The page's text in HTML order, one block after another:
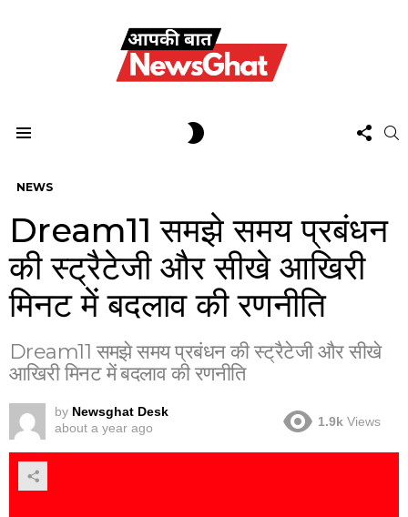
US
NEWS
Dream11 समझे समय प्रबंधन
की स्ट्रैटेजी और सीखे आखिरी
मिनट में बदलाव की रणनीति
Dream11 समझे समय प्रबंधन की स्ट्रैटेजी और सीखे
आखिरी मिनट में बदलाव की रणनीति
by Newsghat Desk
about a year ago
1.9k Views